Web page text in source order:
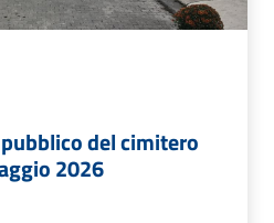
del cimitero
2026